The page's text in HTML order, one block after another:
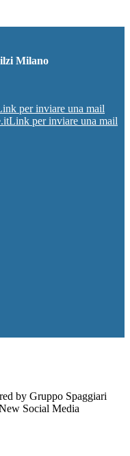
Milano
per inviare una mail
Link per inviare una mail
by Gruppo Spaggiari
Social Media